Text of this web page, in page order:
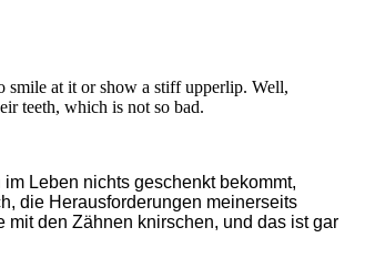
smile at it or show a stiff upperlip. Well,
teeth, which is not so bad.
Leben nichts geschenkt bekommt,
die Herausforderungen meinerseits
den Zähnen knirschen, und das ist gar